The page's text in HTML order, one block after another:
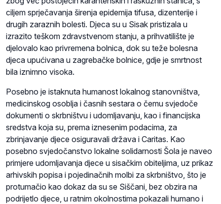
ciljem sprječavanja širenja epidemija tifusa, dizenterije i
drugih zaraznih bolesti. Djeca su u Sisak pristizala u
izrazito teškom zdravstvenom stanju, a prihvatilište je
djelovalo kao privremena bolnica, dok su teže bolesna
djeca upućivana u zagrebačke bolnice, gdje je smrtnost
bila iznimno visoka.
Posebno je istaknuta humanost lokalnog stanovništva,
medicinskog osoblja i časnih sestara o čemu svjedoče
dokumenti o skrbništvu i udomljavanju, kao i financijska
sredstva koja su, prema iznesenim podacima, za
zbrinjavanje djece osiguravali država i Caritas. Kao
posebno svjedočanstvo lokalne solidarnosti Šola je naveo
primjere udomljavanja djece u sisačkim obiteljima, uz prikaz
arhivskih popisa i pojedinačnih molbi za skrbništvo, što je
protumačio kao dokaz da su se Siščani, bez obzira na
podrijetlo djece, u ratnim okolnostima pokazali humano i